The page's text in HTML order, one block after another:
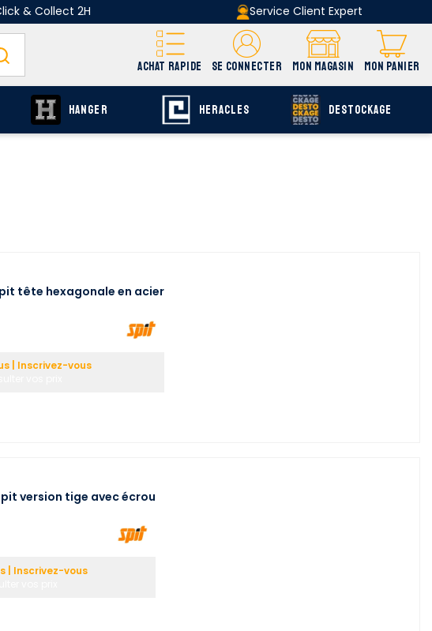
& Collect 2H Service Client Expert
ACHAT RAPIDE SE CONNECTER MON MAGASIN MON PANIER
HANGER HERACLES DESTOCKAGE
tête hexagonale en acier
| Inscrivez-vous
version tige avec écrou
| Inscrivez-vous